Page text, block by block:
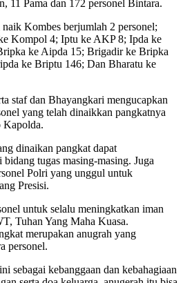
11 Pama dan 172 personel Bintara.
Kombes berjumlah 2 personel;
Kompol 4; Iptu ke AKP 8; Ipda ke
ke Aipda 15; Brigadir ke Bripka
ke Briptu 146; Dan Bharatu ke
staf dan Bhayangkari mengucapkan
yang telah dinaikkan pangkatnya
Kapolda.
dinaikan pangkat dapat
tugas masing-masing. Juga
Polri yang unggul untuk
Presisi.
untuk selalu meningkatkan iman
Tuhan Yang Maha Kuasa.
merupakan anugrah yang
personel.
sebagai kebanggaan dan kebahagiaan